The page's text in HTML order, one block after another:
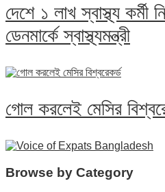
দেশে ১ লাখ স্বাস্থ্য কর্মী
ডেনমার্কে স্বাস্থ্যমন্ত্রী
গোল করলেই মেসির
Browse by Category